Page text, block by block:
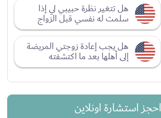
هل تتغير نظرة حبيبي لي إذا
سلمت له نفسي قبل الزواج
هل يجب إعادة زوجتي المريضة
إلى أهلها بعد ما اكتشفته
احجز استشارة اونلاين